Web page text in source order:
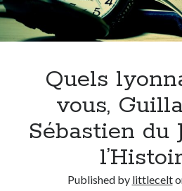
Municipales 2026 : Lyon, Métropole et
Explorez les Chemins Enchantés à Vélo
Lyon !
A quand une véritable place pour le vélo à
Comment je vis ma vie sur un vélo
Derniers Commentaires
Entretien ménagerdans T’as vu quoi ? #52
Quels
vous,
Sébastien du
Published by littlecelt